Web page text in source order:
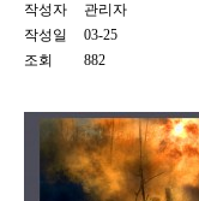
작성자
관리자
작성일
03-25
조회
882